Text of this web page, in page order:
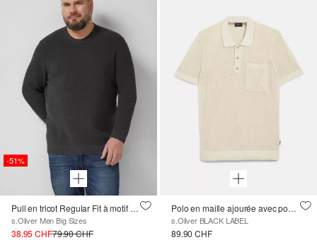
-51%
Pull en tricot Regular Fit à motif texturé en fil flammé
s.Oliver Men Big Sizes
38.95 CHF79.90 CHF
Polo en maille ajourée avec poche poitrine
s.Oliver BLACK LABEL
89.90 CHF